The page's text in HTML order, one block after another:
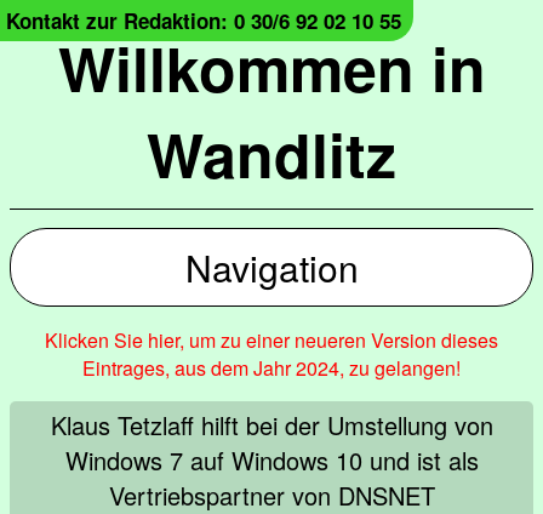
Willkommen in
Wandlitz
Kontakt zur Redaktion: 0 30/6 92 02 10 55
Navigation
Klicken Sie hier, um zu einer neueren Version dieses
Eintrages, aus dem Jahr 2024, zu gelangen!
Klaus Tetzlaff hilft bei der Umstellung von
Windows 7 auf Windows 10 und ist als
Vertriebspartner von DNSNET